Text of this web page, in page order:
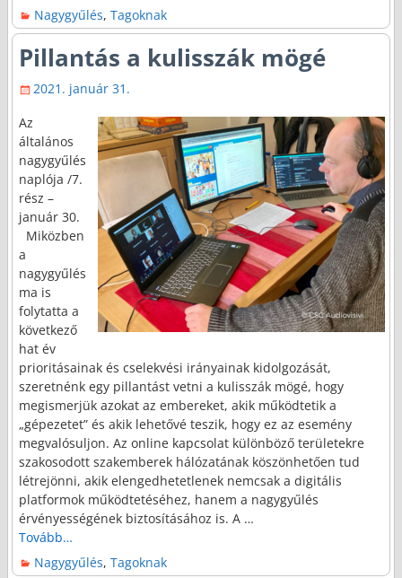
Nagygyűlés,Tagoknak
Pillantás a kulisszák mögé
2021. január 31.
Az
általános
nagygyűlés
naplója /7.
rész –
január 30.
Miközben
a
nagygyűlés
ma is
folytatta a
következő
hat év
prioritásainak és cselekvési irányainak kidolgozását,
szeretnénk egy pillantást vetni a kulisszák mögé, hogy
megismerjük azokat az embereket, akik működtetik a
„gépezetet” és akik lehetővé teszik, hogy ez az esemény
megvalósuljon. Az online kapcsolat különböző területekre
szakosodott szakemberek hálózatának köszönhetően tud
létrejönni, akik elengedhetetlenek nemcsak a digitális
platformok működtetéséhez, hanem a nagygyűlés
érvényességének biztosításához is. A …
Tovább…
Nagygyűlés,Tagoknak